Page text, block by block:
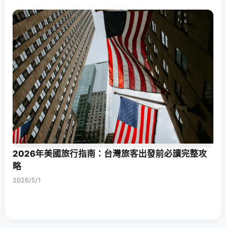
2026年美國旅行指南：台灣旅客出發前必讀完整攻
略
2026/5/1